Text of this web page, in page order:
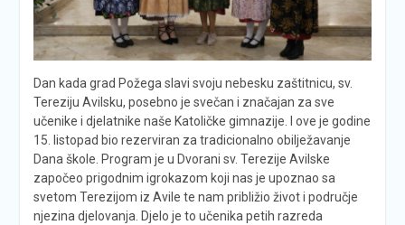
Dan kada grad Požega slavi svoju nebesku zaštitnicu, sv.
Tereziju Avilsku, posebno je svečan i značajan za sve
učenike i djelatnike naše Katoličke gimnazije. I ove je godine
15. listopad bio rezerviran za tradicionalno obilježavanje
Dana škole. Program je u Dvorani sv. Terezije Avilske
započeo prigodnim igrokazom koji nas je upoznao sa
svetom Terezijom iz Avile te nam približio život i područje
njezina djelovanja. Djelo je to učenika petih razreda